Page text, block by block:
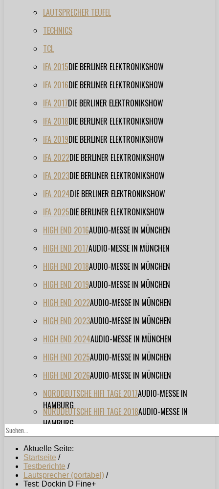
LAUTSPRECHER TEUFEL
TECHNICS
TCL
IFA 2015DIE BERLINER ELEKTRONIKSHOW
IFA 2016DIE BERLINER ELEKTRONIKSHOW
IFA 2017DIE BERLINER ELEKTRONIKSHOW
IFA 2018DIE BERLINER ELEKTRONIKSHOW
IFA 2019DIE BERLINER ELEKTRONIKSHOW
IFA 2022DIE BERLINER ELEKTRONIKSHOW
IFA 2023DIE BERLINER ELEKTRONIKSHOW
IFA 2024DIE BERLINER ELEKTRONIKSHOW
IFA 2025DIE BERLINER ELEKTRONIKSHOW
HIGH END 2016AUDIO-MESSE IN MÜNCHEN
HIGH END 2017AUDIO-MESSE IN MÜNCHEN
HIGH END 2018AUDIO-MESSE IN MÜNCHEN
HIGH END 2019AUDIO-MESSE IN MÜNCHEN
HIGH END 2022AUDIO-MESSE IN MÜNCHEN
HIGH END 2023AUDIO-MESSE IN MÜNCHEN
HIGH END 2024AUDIO-MESSE IN MÜNCHEN
HIGH END 2025AUDIO-MESSE IN MÜNCHEN
HIGH END 2026AUDIO-MESSE IN MÜNCHEN
NORDDEUTSCHE HIFI TAGE 2017AUDIO-MESSE IN
HAMBURG
NORDDEUTSCHE HIFI TAGE 2018AUDIO-MESSE IN
HAMBURG
Aktuelle Seite:
Startseite /
Testberichte /
Lautsprecher (portabel) /
Test: Dockin D Fine+